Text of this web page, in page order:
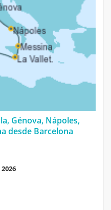
Génova, Nápoles,
desde Barcelona